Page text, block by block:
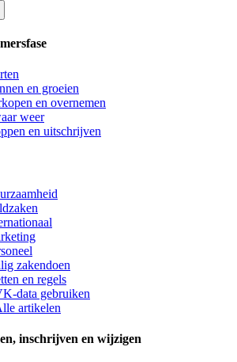
en groeien
en overnemen
weer
en uitschrijven
zakendoen
en regels
data gebruiken
artikelen
inschrijven en wijzigen